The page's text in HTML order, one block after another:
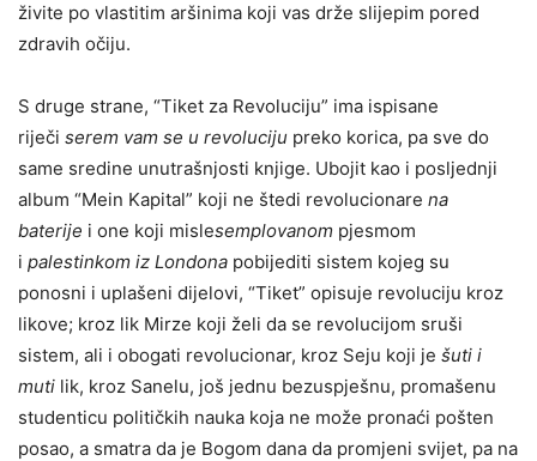
živite po vlastitim aršinima koji vas drže slijepim pored
zdravih očiju.
S druge strane, “Tiket za Revoluciju” ima ispisane
riječi serem vam se u revoluciju preko korica, pa sve do
same sredine unutrašnjosti knjige. Ubojit kao i posljednji
album “Mein Kapital” koji ne štedi revolucionare na
baterije i one koji mislesemplovanom pjesmom
i palestinkom iz Londona pobijediti sistem kojeg su
ponosni i uplašeni dijelovi, “Tiket” opisuje revoluciju kroz
likove; kroz lik Mirze koji želi da se revolucijom sruši
sistem, ali i obogati revolucionar, kroz Seju koji je šuti i
muti lik, kroz Sanelu, još jednu bezuspješnu, promašenu
studenticu političkih nauka koja ne može pronaći pošten
posao, a smatra da je Bogom dana da promjeni svijet, pa na